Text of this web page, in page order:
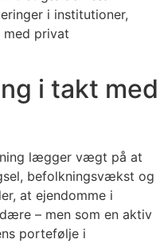
i institutioner,
med privat
i takt med
lægger vægt på at
befolkningsvækst og
at ejendomme i
– men som en aktiv
portefølje i